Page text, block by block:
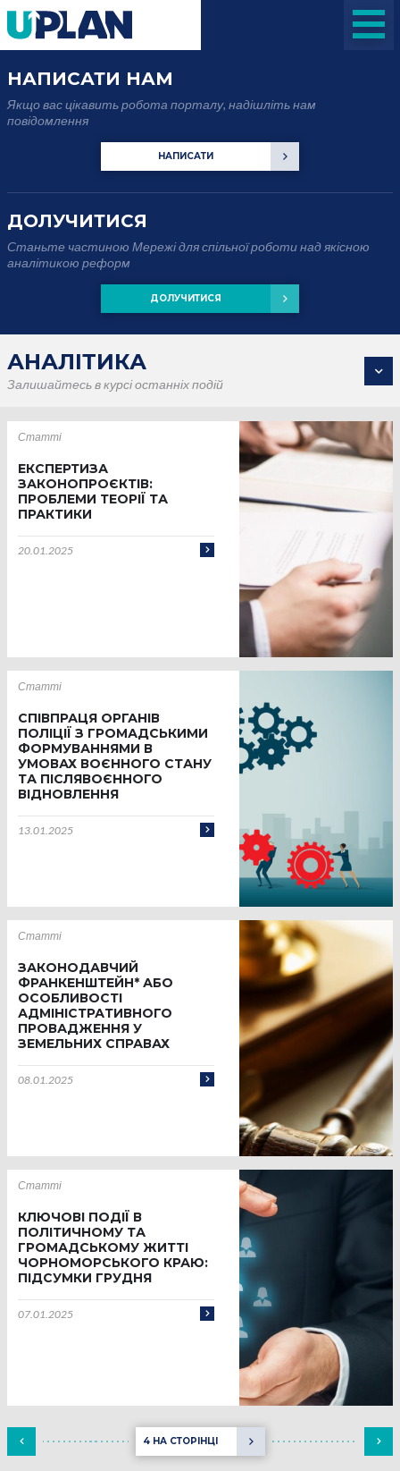
НАПИСАТИ НАМ
Якщо вас цікавить робота порталу, надішліть нам
повідомлення
НАПИСАТИ
ДОЛУЧИТИСЯ
Станьте частиною Мережі для спільної роботи над якісною
аналітикою реформ
ДОЛУЧИТИСЯ
АНАЛІТИКА
Залишайтесь в курсі останніх подій
Статті
ЕКСПЕРТИЗА
ЗАКОНОПРОЄКТІВ:
ПРОБЛЕМИ ТЕОРІЇ ТА
ПРАКТИКИ
20.01.2025
Статті
СПІВПРАЦЯ ОРГАНІВ
ПОЛІЦІЇ З ГРОМАДСЬКИМИ
ФОРМУВАННЯМИ В
УМОВАХ ВОЄННОГО СТАНУ
ТА ПІСЛЯВОЄННОГО
ВІДНОВЛЕННЯ
13.01.2025
Статті
ЗАКОНОДАВЧИЙ
ФРАНКЕНШТЕЙН* АБО
ОСОБЛИВОСТІ
АДМІНІСТРАТИВНОГО
ПРОВАДЖЕННЯ У
ЗЕМЕЛЬНИХ СПРАВАХ
08.01.2025
Статті
КЛЮЧОВІ ПОДІЇ В
ПОЛІТИЧНОМУ ТА
ГРОМАДСЬКОМУ ЖИТТІ
ЧОРНОМОРСЬКОГО КРАЮ:
ПІДСУМКИ ГРУДНЯ
07.01.2025
4 НА СТОРІНЦІ